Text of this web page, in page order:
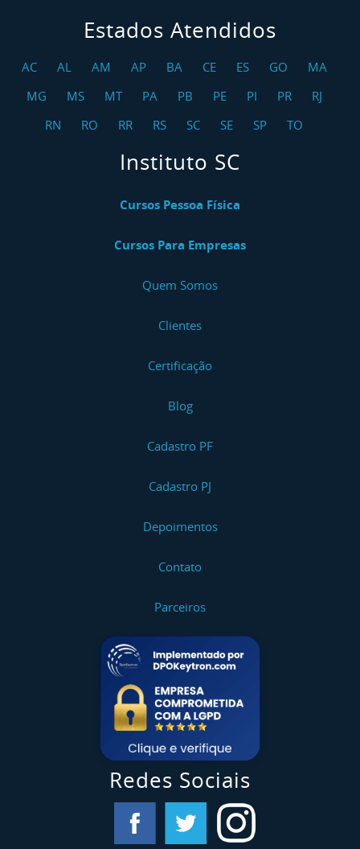
Estados Atendidos
AC AL AM AP BA CE ES GO
MA
MG
MS MT PA PB PE PI PR
RJ
RN
RO RR RS SC SE SP TO
Instituto SC
Cursos Pessoa Física
Cursos Para Empresas
Quem Somos
Clientes
Certificação
Blog
Cadastro PF
Cadastro PJ
Depoimentos
Contato
Parceiros
Redes Sociais